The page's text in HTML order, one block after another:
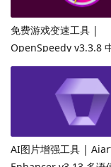
免费游戏变速工具 |
OpenSpeedy v3.3.8
版
AI图片增强工具 |